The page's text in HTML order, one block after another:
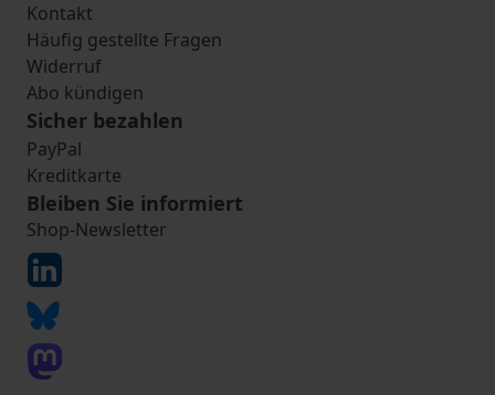
Kontakt
Häufig gestellte Fragen
Widerruf
Abo kündigen
Sicher bezahlen
PayPal
Kreditkarte
Bleiben Sie informiert
Shop-Newsletter